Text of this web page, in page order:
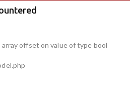
offset on value of type bool